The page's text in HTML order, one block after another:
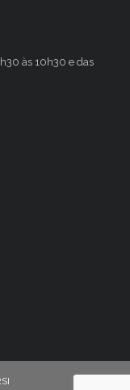
às 10h30 e das